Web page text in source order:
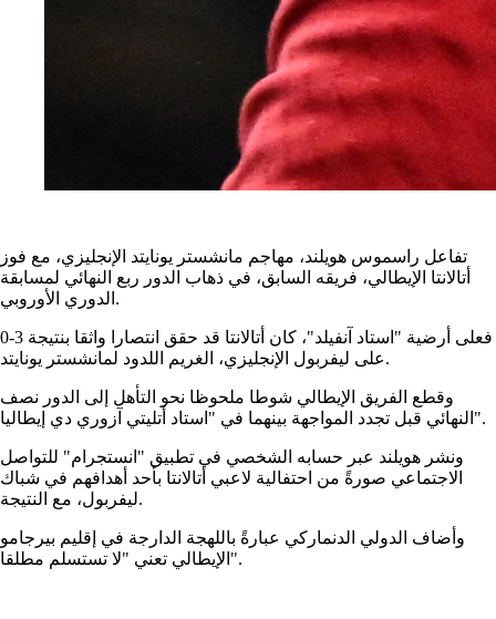
تفاعل راسموس هويلند، مهاجم مانشستر يونايتد الإنجليزي، مع فوز
أتالانتا الإيطالي، فريقه السابق، في ذهاب الدور ربع النهائي لمسابقة
الدوري الأوروبي.
فعلى أرضية "استاد آنفيلد"، كان أتالانتا قد حقق انتصارا واثقا بنتيجة 3-0
على ليفربول الإنجليزي، الغريم اللدود لمانشستر يونايتد.
وقطع الفريق الإيطالي شوطا ملحوظا نحو التأهل إلى الدور نصف
النهائي قبل تجدد المواجهة بينهما في "استاد أتليتي آزوري دي إيطاليا".
ونشر هويلند عبر حسابه الشخصي في تطبيق "انستجرام" للتواصل
الاجتماعي صورةً من احتفالية لاعبي أتالانتا بأحد أهدافهم في شباك
ليفربول، مع النتيجة.
وأضاف الدولي الدنماركي عبارةً باللهجة الدارجة في إقليم بيرجامو
الإيطالي تعني "لا تستسلم مطلقا".